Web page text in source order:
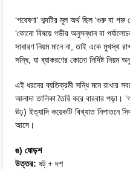
‘গবেষণা’ শব্দটির মূল অর্থ ছিল ‘গুরু বা
‘কোনো বিষয়ে গভীর অনুসন্ধান বা
সাধারণ নিয়ম মানে না, তাই একে মুখস্থ
সন্ধি, যা ব্যাকরণের কোনো নির্দিষ্ট নিয়ম
এই ধরনের ব্যতিক্রমী সন্ধি মনে রাখার
আলাদা তালিকা তৈরি করে বারবার পড়া।
ঊঢ়) ইত্যাদি কয়েকটি বিখ্যাত নিপাতনে
আসে।
ঙ) ষোড়শ
উত্তর: ষট্ + দশ